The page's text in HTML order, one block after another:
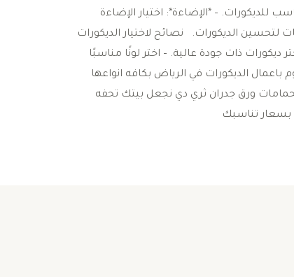
للديكورات. – *الإضاءة*: اختيار الإضاءة
لتحسين الديكورات. نصائح لاختيار الديكورات
ديكورات ذات جودة عالية. – اختر لونًا مناسبًا
الديكورات في الرياض بكافه انواعها
ورق جدران ثري دي نجعل بيتك تحفه
بسعار تناسبك